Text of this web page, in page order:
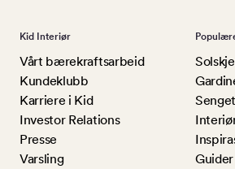
Kid Interiør
Vårt bærekraftsarbeid
Kundeklubb
Karriere i Kid
Investor Relations
Presse
Varsling
Guider